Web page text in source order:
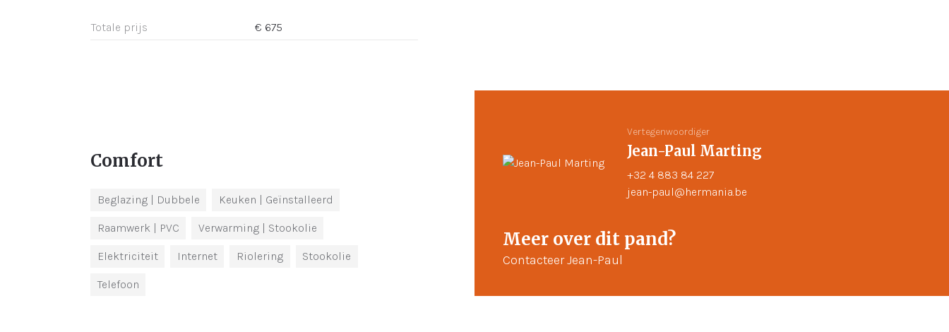
Totale prijs € 675
Comfort
Beglazing | Dubbele Keuken | Geïnstalleerd
Raamwerk | PVC Verwarming | Stookolie
Elektriciteit Internet Riolering Stookolie
Telefoon
Vertegenwoordiger
Jean-Paul Marting
+32 4 883 84 227
jean-paul@hermania.be
Meer over dit pand?
Contacteer Jean-Paul